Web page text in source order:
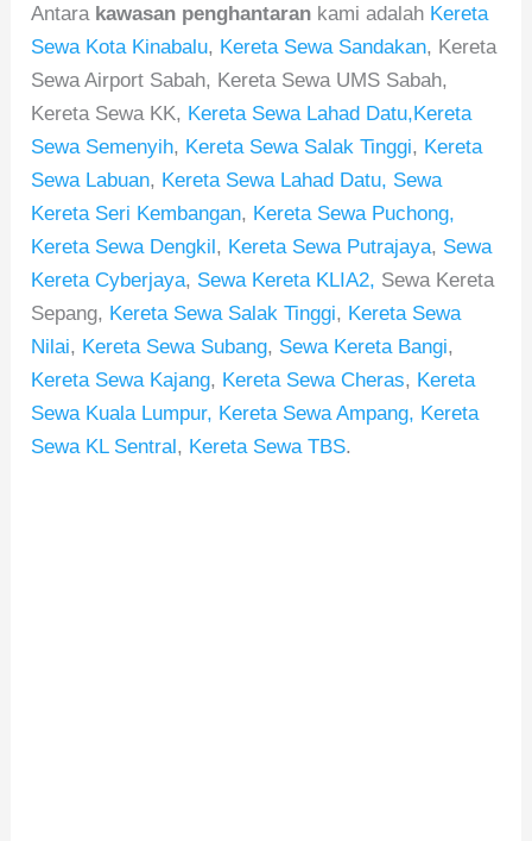
Antara kawasan penghantaran kami adalah Kereta
Sewa Kota Kinabalu, Kereta Sewa Sandakan, Kereta
Sewa Airport Sabah, Kereta Sewa UMS Sabah,
Kereta Sewa KK, Kereta Sewa Lahad Datu,Kereta
Sewa Semenyih, Kereta Sewa Salak Tinggi, Kereta
Sewa Labuan, Kereta Sewa Lahad Datu, Sewa
Kereta Seri Kembangan, Kereta Sewa Puchong,
Kereta Sewa Dengkil, Kereta Sewa Putrajaya, Sewa
Kereta Cyberjaya, Sewa Kereta KLIA2, Sewa Kereta
Sepang, Kereta Sewa Salak Tinggi, Kereta Sewa
Nilai, Kereta Sewa Subang, Sewa Kereta Bangi,
Kereta Sewa Kajang, Kereta Sewa Cheras, Kereta
Sewa Kuala Lumpur, Kereta Sewa Ampang, Kereta
Sewa KL Sentral, Kereta Sewa TBS.